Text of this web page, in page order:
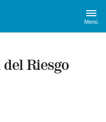
Menú
del Riesgo